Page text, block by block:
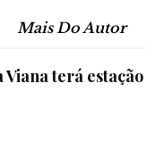
Mais Do Autor
terá estação